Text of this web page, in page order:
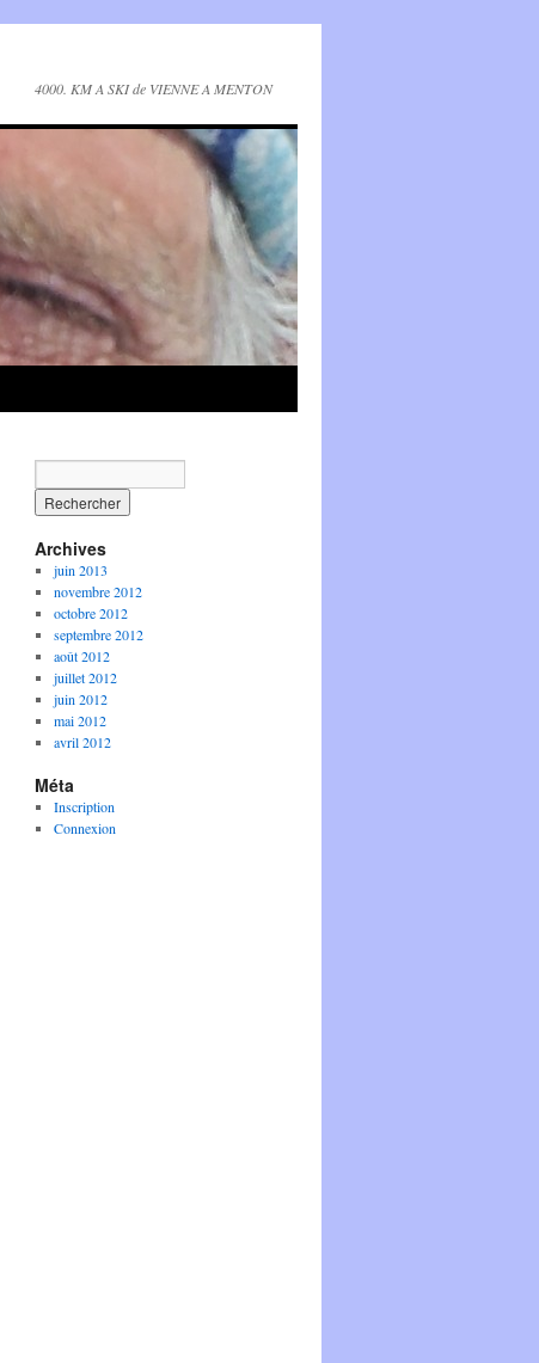
4000. KM A SKI de VIENNE A MENTON
Archives
juin 2013
novembre 2012
octobre 2012
septembre 2012
août 2012
juillet 2012
juin 2012
mai 2012
avril 2012
Méta
Inscription
Connexion